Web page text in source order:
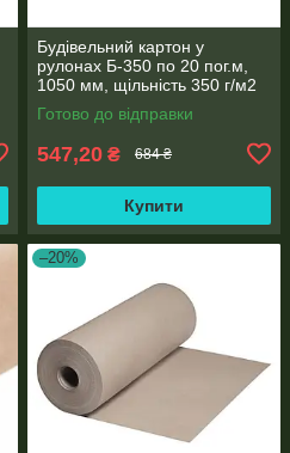
Будівельний картон у
рулонах Б-350 по 20 пог.м,
1050 мм, щільність 350 г/м2
Готово до відправки
547,20 ₴ 684 ₴
Купити
–20%